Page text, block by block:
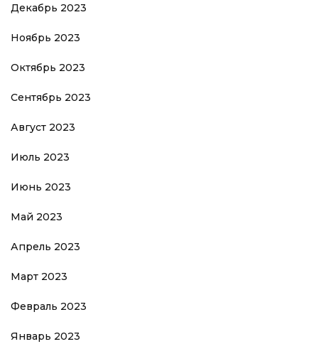
Декабрь 2023
Ноябрь 2023
Октябрь 2023
Сентябрь 2023
Август 2023
Июль 2023
Июнь 2023
Май 2023
Апрель 2023
Март 2023
Февраль 2023
Январь 2023